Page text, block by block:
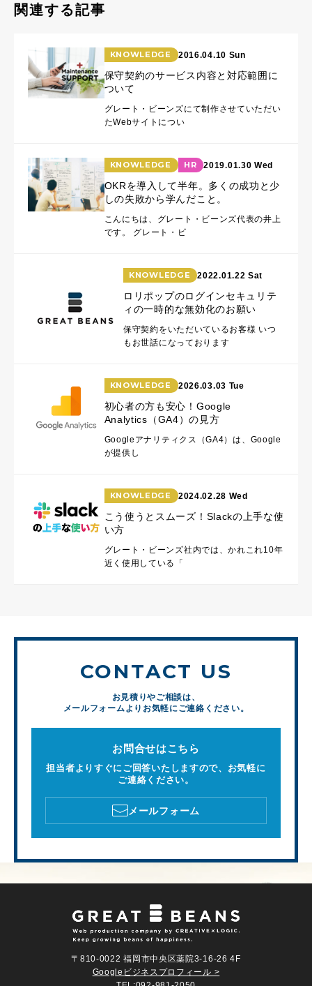
関連する記事
KNOWLEDGE 2016.04.10 Sun
保守契約のサービス内容と対応範囲に
ついて
グレート・ビーンズにて制作させていただい
たWebサイトについ
KNOWLEDGE HR 2019.01.30 Wed
OKRを導入して半年。多くの成功と少
しの失敗から学んだこと。
こんにちは、グレート・ビーンズ代表の井上
です。 グレート・ビ
KNOWLEDGE 2022.01.22 Sat
ロリポップのログインセキュリテ
ィの一時的な無効化のお願い
保守契約をいただいているお客様 いつ
もお世話になっております
KNOWLEDGE 2026.03.03 Tue
初心者の方も安心！Google
Analytics（GA4）の見方
Googleアナリティクス（GA4）は、Google
が提供し
KNOWLEDGE 2024.02.28 Wed
こう使うとスムーズ！Slackの上手な使
い方
グレート・ビーンズ社内では、かれこれ10年
近く使用している「
CONTACT US
お見積りやご相談は、
メールフォームよりお気軽にご連絡ください。
お問合せはこちら
担当者よりすぐにご回答いたしますので、お気軽に
ご連絡ください。
メールフォーム
〒810-0022 福岡市中央区薬院3-16-26 4F
Googleビジネスプロフィール >